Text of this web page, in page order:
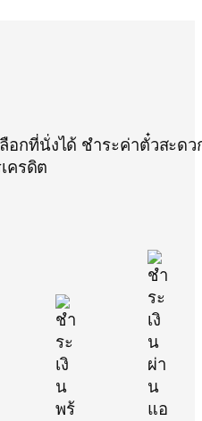
อกที่นั่งได้ ชำระค่าตั๋วสะด
ครดิต